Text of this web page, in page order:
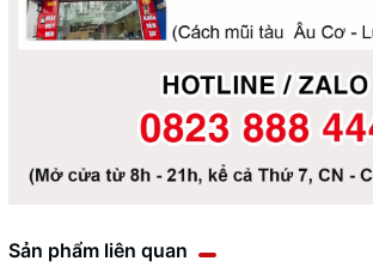
Sản phẩm liên quan